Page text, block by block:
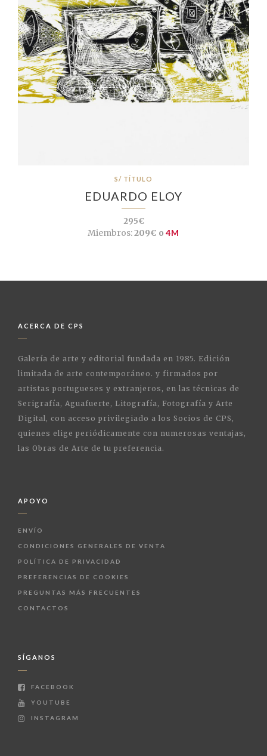
S/ TÍTULO
EDUARDO ELOY
295€
Miembros:209€ o 4M
ACERCA DE CPS
Galería de arte y editorial fundada en 1985. Edición
limitada de arte contemporáneo. y firmados por
artistas portugueses y extranjeros, en las técnicas de
Serigrafía, Aguafuerte, Litografía, Fotografía y Arte
Digital, con acceso privilegiado a los Socios de CPS,
quienes elige periódicamente con numerosas ventajas,
las Obras de Arte de tu preferencia.
APOYO
ENVÍO
CONDICIONES GENERALES DE VENTA
POLÍTICA DE PRIVACIDAD
PREFERENCIAS DE COOKIES
PREGUNTAS MÁS FRECUENTES
CONTACTOS
SÍGANOS
FACEBOOK
YOUTUBE
INSTAGRAM